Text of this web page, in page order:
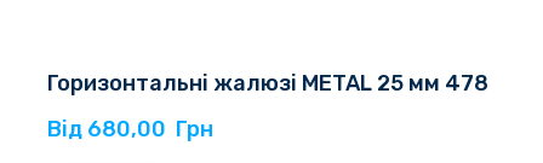
Горизонтальні жалюзі METAL 25 мм 478
Від 680,00  Грн